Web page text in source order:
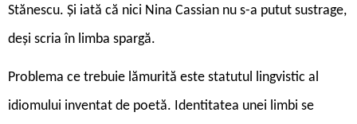
Stănescu. Și iată că nici Nina Cassian nu s-a putut sustrage,
deși scria în limba spargă.
Problema ce trebuie lămurită este statutul lingvistic al
idiomului inventat de poetă. Identitatea unei limbi se